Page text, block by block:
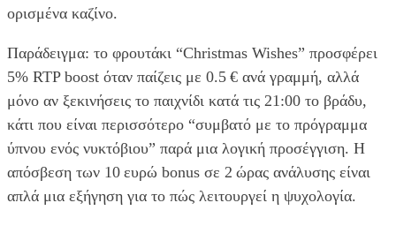
ορισμένα καζίνο.
Παράδειγμα: το φρουτάκι “Christmas Wishes” προσφέρει
5% RTP boost όταν παίζεις με 0.5 € ανά γραμμή, αλλά
μόνο αν ξεκινήσεις το παιχνίδι κατά τις 21:00 το βράδυ,
κάτι που είναι περισσότερο “συμβατό με το πρόγραμμα
ύπνου ενός νυκτόβιου” παρά μια λογική προσέγγιση. Η
απόσβεση των 10 ευρώ bonus σε 2 ώρας ανάλυσης είναι
απλά μια εξήγηση για το πώς λειτουργεί η ψυχολογία.